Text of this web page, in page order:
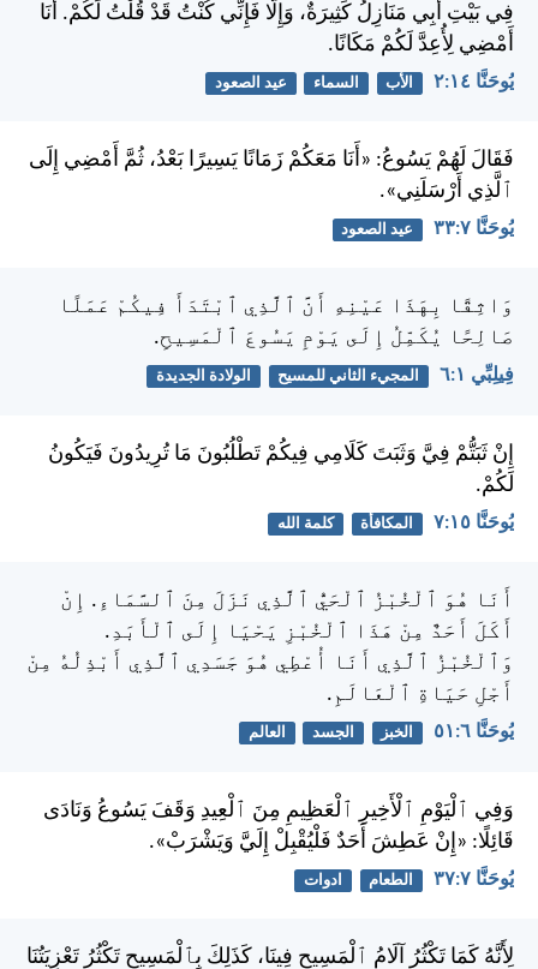
فِي بَيْتِ أَبِي مَنَازِلُ كَثِيرَةٌ، وَإِلَّا فَإِنِّي كُنْتُ قَدْ قُلْتُ لَكُمْ. أَنَا
أَمْضِي لِأُعِدَّ لَكُمْ مَكَانًا.
يُوحَنَّا ١٤:‏٢ الأب السماء عيد الصعود
فَقَالَ لَهُمْ يَسُوعُ: «أَنَا مَعَكُمْ زَمَانًا يَسِيرًا بَعْدُ، ثُمَّ أَمْضِي إِلَى
ٱلَّذِي أَرْسَلَنِي».
يُوحَنَّا ٧:‏٣٣ عيد الصعود
وَاثِقًا بِهَذَا عَيْنِهِ أَنَّ ٱلَّذِي ٱبْتَدَأَ فِيكُمْ عَمَلًا
صَالِحًا يُكَمِّلُ إِلَى يَوْمِ يَسُوعَ ٱلْمَسِيحِ.
فِيلِبِّي ١:‏٦ المجيء الثاني للمسيح الولادة الجديدة
إِنْ ثَبَتُّمْ فِيَّ وَثَبَتَ كَلَامِي فِيكُمْ تَطْلُبُونَ مَا تُرِيدُونَ فَيَكُونُ
لَكُمْ.
يُوحَنَّا ١٥:‏٧ المكافأة كلمة الله
أَنَا هُوَ ٱلْخُبْزُ ٱلْحَيُّ ٱلَّذِي نَزَلَ مِنَ ٱلسَّمَاءِ. إِنْ
أَكَلَ أَحَدٌ مِنْ هَذَا ٱلْخُبْزِ يَحْيَا إِلَى ٱلْأَبَدِ.
وَٱلْخُبْزُ ٱلَّذِي أَنَا أُعْطِي هُوَ جَسَدِي ٱلَّذِي أَبْذِلُهُ مِنْ
أَجْلِ حَيَاةِ ٱلْعَالَمِ.
يُوحَنَّا ٦:‏٥١ الخبز الجسد العالم
وَفِي ٱلْيَوْمِ ٱلْأَخِيرِ ٱلْعَظِيمِ مِنَ ٱلْعِيدِ وَقَفَ يَسُوعُ وَنَادَى
قَائِلًا: «إِنْ عَطِشَ أَحَدٌ فَلْيُقْبِلْ إِلَيَّ وَيَشْرَبْ».
يُوحَنَّا ٧:‏٣٧ الطعام ادوات
لِأَنَّهُ كَمَا تَكْثُرُ آلَامُ ٱلْمَسِيحِ فِينَا، كَذَلِكَ بِٱلْمَسِيحِ تَكْثُرُ تَعْزِيَتُنَا